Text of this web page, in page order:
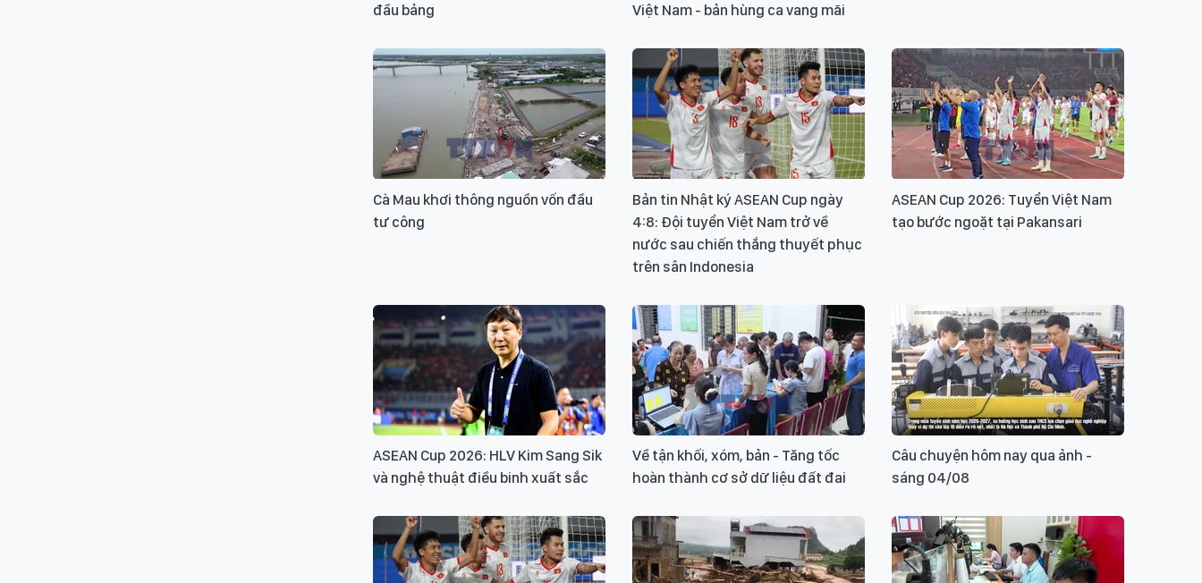
đầu bảng
Việt Nam - bản hùng ca vang mãi
Cà Mau khơi thông nguồn vốn đầu
tư công
Bản tin Nhật ký ASEAN Cup ngày
4:8: Đội tuyển Việt Nam trở về
nước sau chiến thắng thuyết phục
trên sân Indonesia
ASEAN Cup 2026: Tuyển Việt Nam
tạo bước ngoặt tại Pakansari
ASEAN Cup 2026: HLV Kim Sang Sik
và nghệ thuật điều binh xuất sắc
Về tận khối, xóm, bản - Tăng tốc
hoàn thành cơ sở dữ liệu đất đai
Câu chuyện hôm nay qua ảnh -
sáng 04/08